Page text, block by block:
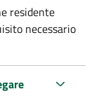
residente
necessario